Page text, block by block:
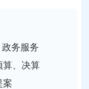
政务服务
算、决算
案